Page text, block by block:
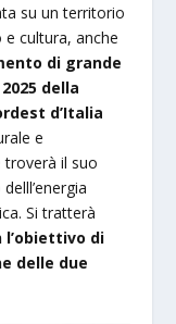
su un territorio
cultura, anche
di grande
della
d’Italia
e
troverà il suo
Si tratterà
l’obiettivo di
delle due